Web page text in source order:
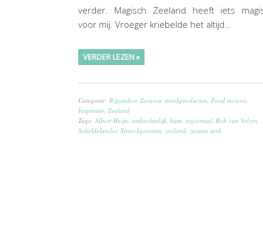
verder. Magisch Zeeland heeft iets
voor mij. Vroeger kriebelde het altijd…
VERDER LEZEN »
Categorie: Bijzondere Zeeuwse streekproducten Food reviews
Inspiratie Zeeland
Tags: Albert Heijn ambachtelijk ham regionaal Rob van Velzen
Scheldelander, Streeckgenoten zeeland zeeuws spek